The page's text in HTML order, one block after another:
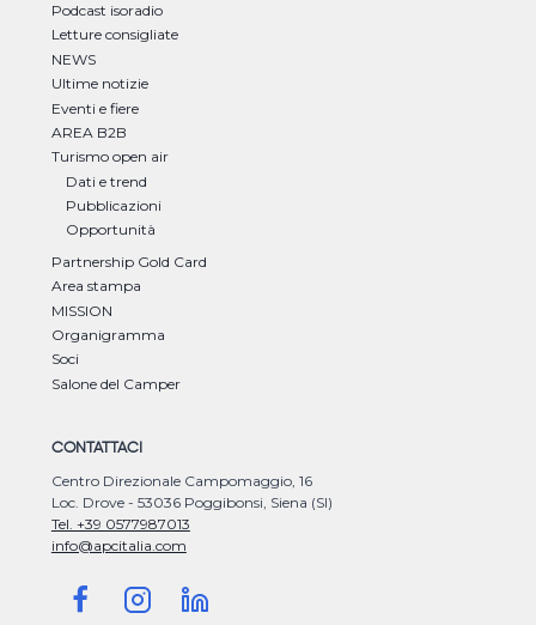
Podcast isoradio
Letture consigliate
NEWS
Ultime notizie
Eventi e fiere
AREA B2B
Turismo open air
Dati e trend
Pubblicazioni
Opportunità
Partnership Gold Card
Area stampa
MISSION
Organigramma
Soci
Salone del Camper
CONTATTACI
Centro Direzionale Campomaggio, 16
Loc. Drove - 53036 Poggibonsi, Siena (SI)
Tel. +39 0577987013
info@apcitalia.com